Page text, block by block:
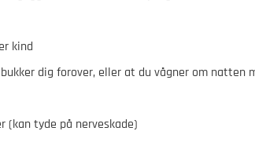
kind
dig forover, eller at du vågner om natten
tyde på nerveskade)